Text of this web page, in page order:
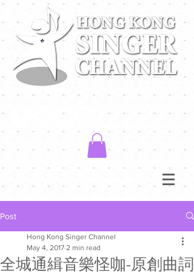
Post
全城通緝音樂怪咖-原創曲詞
Hong Kong Singer Channel
May 4, 2017 2 min read